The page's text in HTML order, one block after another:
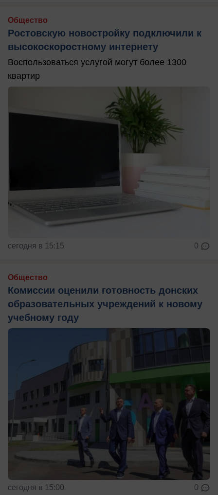
Общество
Ростовскую новостройку подключили к
высокоскоростному интернету
Воспользоваться услугой могут более 1300
квартир
сегодня в 15:15 0
Общество
Комиссии оценили готовность донских
образовательных учреждений к новому
учебному году
сегодня в 15:00 0